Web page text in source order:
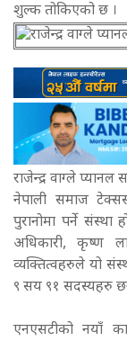
शुल्क तोकिएको छ ।
राजेन्द्र वाग्ले प्यानल
नेपाली समाज
पुरानोमा पर्ने संस्था
अधिकारी, कृष्ण
व्यक्तित्वहरुले यो
९ सय ९१ सदस्यहरु
एनएसटीको नयाँ